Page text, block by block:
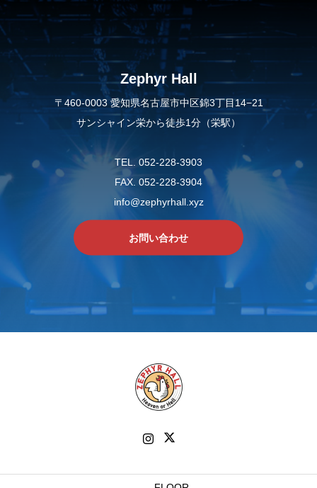
Zephyr Hall
〒460-0003 愛知県名古屋市中区錦3丁目14−21
サンシャイン栄から徒歩1分（栄駅）
TEL. 052-228-3903
FAX. 052-228-3904
info@zephyrhall.xyz
お問い合わせ